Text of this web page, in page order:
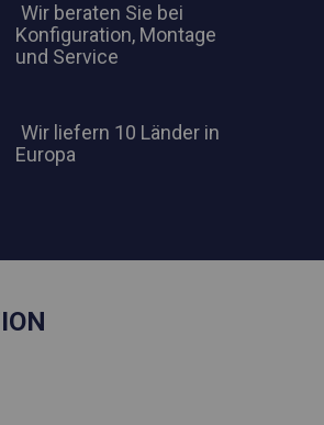
Wir beraten Sie bei
Konfiguration, Montage
und Service
Wir liefern 10 Länder in
Europa